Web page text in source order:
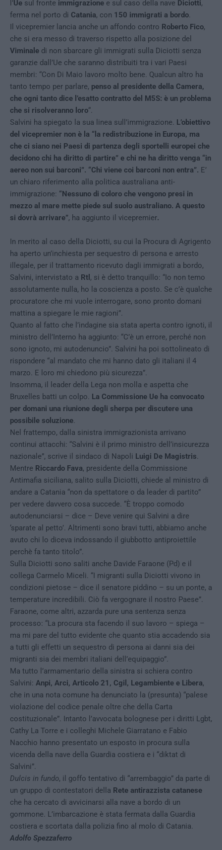
l’Ue sul fronte immigrazione e sul caso della nave Diciotti,
ferma nel porto di Catania, con 150 immigrati a bordo.
Il vicepremier lancia anche un affondo contro Roberto Fico,
che si era messo di traverso rispetto alla posizione del
Viminale di non sbarcare gli immigrati sulla Diciotti senza
garanzie dall’Ue che saranno distribuiti tra i vari Paesi
membri: “Con Di Maio lavoro molto bene. Qualcun altro ha
tanto tempo per parlare, penso al presidente della Camera,
che ogni tanto dice l’esatto contratto del M5S: è un problema
che si risolveranno loro“.
Salvini ha spiegato la sua linea sull’immigrazione. L’obiettivo
del vicepremier non è la “la redistribuzione in Europa, ma
che ci siano nei Paesi di partenza degli sportelli europei che
decidono chi ha diritto di partire” e chi ne ha diritto venga “in
aereo non sui barconi”. “Chi viene coi barconi non entra”. E’
un chiaro riferimento alla politica australiana anti-
immigrazione: “Nessuno di coloro che vengono presi in
mezzo al mare mette piede sul suolo australiano. A questo
si dovrà arrivare”, ha aggiunto il vicepremier.
In merito al caso della Diciotti, su cui la Procura di Agrigento
ha aperto un’inchiesta per sequestro di persona e arresto
illegale, per il trattamento ricevuto dagli immigrati a bordo,
Salvini, intervistato a Rtl , si è detto tranquillo: “Io non temo
assolutamente nulla, ho la coscienza a posto. Se c’è qualche
procuratore che mi vuole interrogare, sono pronto domani
mattina a spiegare le mie ragioni”.
Quanto al fatto che l’indagine sia stata aperta contro ignoti, il
ministro dell’Interno ha aggiunto: “C’è un errore, perché non
sono ignoto, mi autodenuncio”. Salvini ha poi sottolineato di
rispondere “al mandato che mi hanno dato gli italiani il 4
marzo. E loro mi chiedono più sicurezza”.
Insomma, il leader della Lega non molla e aspetta che
Bruxelles batti un colpo. La Commissione Ue ha convocato
per domani una riunione degli sherpa per discutere una
possibile soluzione.
Nel frattempo, dalla sinistra immigrazionista arrivano
continui attacchi: “Salvini è il primo ministro dell’insicurezza
nazionale”, scrive il sindaco di Napoli Luigi De Magistris.
Mentre Riccardo Fava, presidente della Commissione
Antimafia siciliana, salito sulla Diciotti, chiede al ministro di
andare a Catania “non da spettatore o da leader di partito”
per vedere davvero cosa succede. “È troppo comodo
autodenunciarsi – dice – Deve venire qui Salvini a dire
‘sparate al petto’. Altrimenti sono bravi tutti, abbiamo anche
avuto chi lo diceva indossando il giubbotto antiproiettile
perchè fa tanto titolo”.
Sulla Diciotti sono saliti anche Davide Faraone (Pd) e il
collega Carmelo Miceli. “I migranti sulla Diciotti vivono in
condizioni pietose – dice il senatore piddino – su un ponte, a
temperature incredibili. Ciò fa vergognare il nostro Paese”.
Faraone, come altri, azzarda pure una sentenza senza
processo: “La procura sta facendo il suo lavoro – spiega –
ma mi pare del tutto evidente che quanto stia accadendo sia
a tutti gli effetti un sequestro di persona ai danni sia dei
migranti sia dei membri italiani dell’equipaggio”.
Ma tutto l’armamentario della sinistra si schiera contro
Salvini: Anpi, Arci, Articolo 21, Cgil, Legambiente e Libera,
che in una nota comune ha denunciato la (presunta) “palese
violazione del codice penale oltre che della Carta
costituzionale”. Intanto l’avvocata bolognese per i diritti Lgbt,
Cathy La Torre e i colleghi Michele Giarratano e Fabio
Nacchio hanno presentato un esposto in procura sulla
vicenda della nave della Guardia costiera e i “diktat di
Salvini”.
Dulcis in fundo, il goffo tentativo di “arrembaggio” da parte di
un gruppo di contestatori della Rete antirazzista catanese
che ha cercato di avvicinarsi alla nave a bordo di un
gommone. L’imbarcazione è stata fermata dalla Guardia
costiera e scortata dalla polizia fino al molo di Catania.
Adolfo Spezzaferro